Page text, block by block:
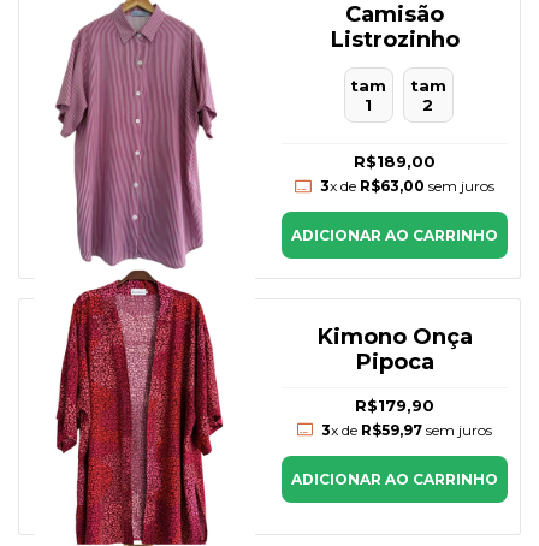
Camisão
Listrozinho
tam
1
tam
2
R$189,00
3x de R$63,00 sem juros
ADICIONAR AO CARRINHO
Kimono Onça
Pipoca
R$179,90
3x de R$59,97 sem juros
ADICIONAR AO CARRINHO